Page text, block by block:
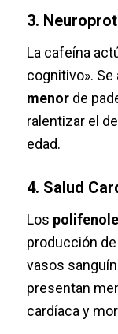
3.
La cafeína
cognitivo».
menorde
ralentizar el
edad.
4. Salud
Los
producción
vasos
presentan
cardíaca y